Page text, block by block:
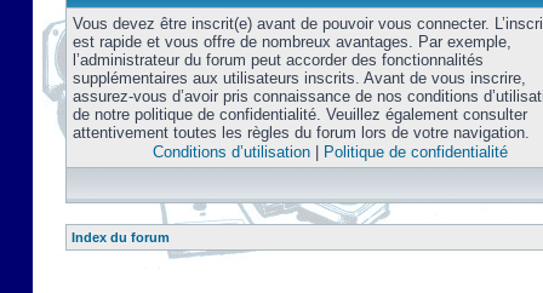
Vous devez être inscrit(e) avant de pouvoir vous connecter.
est rapide et vous offre de nombreux avantages. Par exemple,
l’administrateur du forum peut accorder des fonctionnalités
supplémentaires aux utilisateurs inscrits. Avant de vous inscrire,
assurez-vous d’avoir pris connaissance de nos conditions
de notre politique de confidentialité. Veuillez également consulter
attentivement toutes les règles du forum lors de votre navigation.
Conditions d’utilisation| Politique de confidentialité
Index du forum